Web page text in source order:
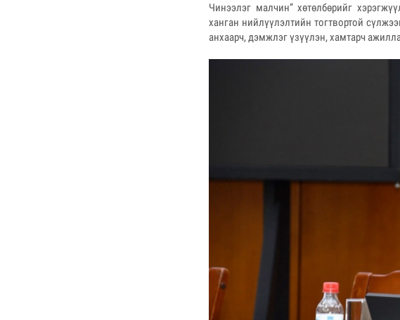
Чинээлэг малчин” хөтөлбөрийг
ханган нийлүүлэлтийн тогтвортой
анхаарч, дэмжлэг үзүүлэн, хамтарч